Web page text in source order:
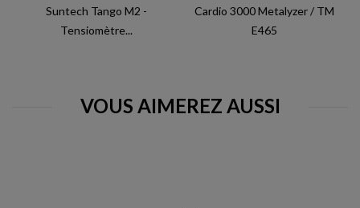
Suntech Tango M2 -
Tensiomètre...
Cardio 3000 Metalyzer / TM
E465
VOUS AIMEREZ AUSSI